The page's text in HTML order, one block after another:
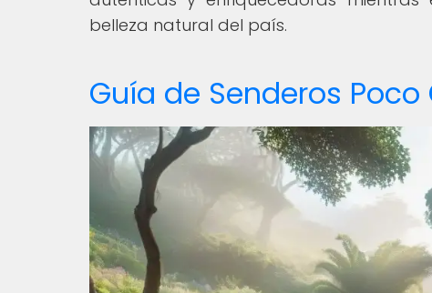
belleza natural del país.
Guía de Senderos